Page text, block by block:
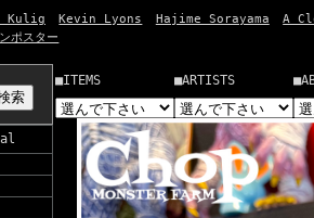
Kulig Kevin Lyons Hajime Sorayama A
ポスター
■ITEMS ■ARTISTS